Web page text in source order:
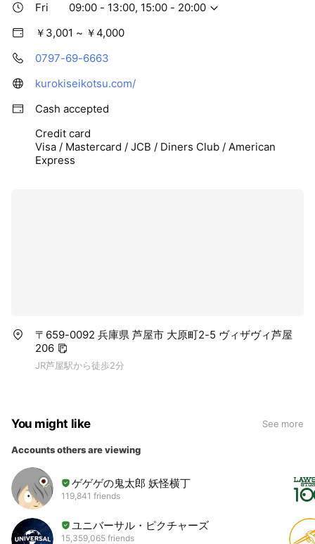
Fri
09:00 - 13:00, 15:00 - 20:00
￥3,001 ~ ￥4,000
0797-69-6663
kurokiseikotsu.com/
Cash accepted
Credit card
Visa / Mastercard / JCB / Diners Club / American
Express
〒659-0092 兵庫県 芦屋市 大原町2-5 ヴィザヴィ芦屋
206
JR芦屋駅から徒歩2分
You might like See more
Accounts others are viewing
ゲゲゲの鬼太郎 妖怪横丁
119,841 friends
ユニバーサル・ピクチャーズ
15,359,065 friends